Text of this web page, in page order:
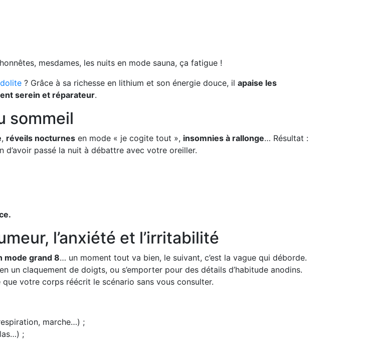
mesdames, les nuits en mode sauna, ça fatigue !
? Grâce à sa richesse en lithium et son énergie douce, il apaise les
serein et réparateur.
sommeil
, réveils nocturnes en mode « je cogite tout », insomnies à rallonge… Résultat :
d’avoir passé la nuit à débattre avec votre oreiller.
l’anxiété et l’irritabilité
mode grand 8… un moment tout va bien, le suivant, c’est la vague qui déborde.
un claquement de doigts, ou s’emporter pour des détails d’habitude anodins.
votre corps réécrit le scénario sans vous consulter.
marche…) ;
;